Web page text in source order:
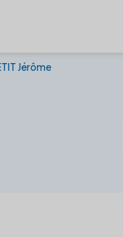
Jérôme